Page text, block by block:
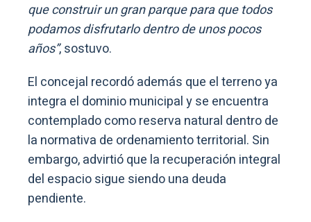
que construir un gran parque para que todos
podamos disfrutarlo dentro de unos pocos
años”, sostuvo.
El concejal recordó además que el terreno ya
integra el dominio municipal y se encuentra
contemplado como reserva natural dentro de
la normativa de ordenamiento territorial. Sin
embargo, advirtió que la recuperación integral
del espacio sigue siendo una deuda
pendiente.